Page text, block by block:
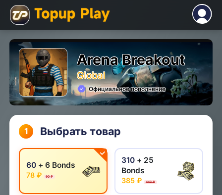
Arena Breakout
Global
Официальное пополнение
1 Выбрать товар
60 + 6 Bonds
78 ₽ 90 ₽
310 + 25
Bonds
385 ₽ 443 ₽